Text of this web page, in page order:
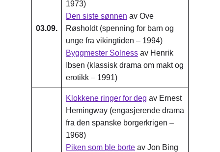
03.09.
1973)
Den siste sønnen av Ove
Røsholdt (spenning for barn og
unge fra vikingtiden – 1994)
Byggmester Solness av Henrik
Ibsen (klassisk drama om makt og
erotikk – 1991)
Klokkene ringer for deg av Ernest
Hemingway (engasjerende drama
fra den spanske borgerkrigen –
1968)
Piken som ble borte av Jon Bing